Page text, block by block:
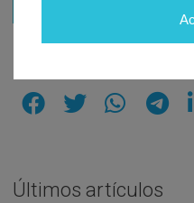
Últimos artículos